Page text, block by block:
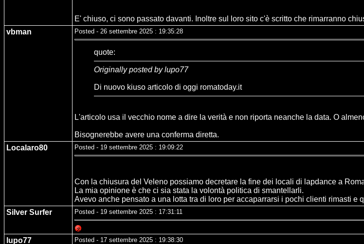
E' chiuso, ci sono passato davanti. Inoltre sul loro sito c'è scritto che rimarranno
vbman
Posted - 26 settembre 2025 : 19:35:28
quote:
Originally posted by lupo77
Di nuovo kiuso articolo di oggi romatoday.it
L'articolo usa il vecchio nome a dire la verità e non riporta neanche la data. O
Bisognerebbe avere una conferma diretta.
Localaro80
Posted - 19 settembre 2025 : 19:09:22
Con la chiusura del Veleno possiamo decretare la fine dei locali di lapdance a
La mia opinione è che ci sia stata la volontà politica di smantellarli.
Avevo anche pensato a una lotta tra di loro per accaparrarsi i pochi clienti rimasti
Silver Surfer
Posted - 19 settembre 2025 : 17:31:11
lupo77 Posted - 17 settembre 2025 : 19:38:30